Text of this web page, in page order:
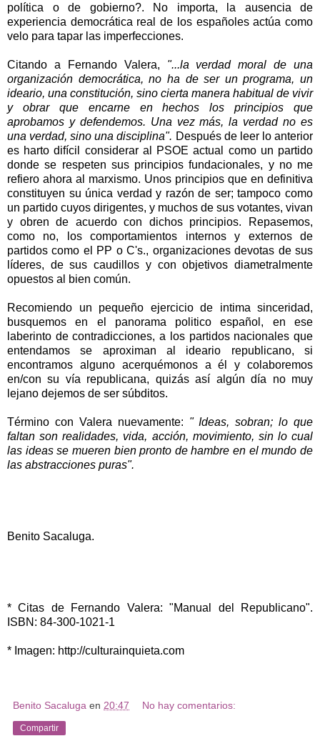
política o de gobierno?. No importa, la ausencia de
experiencia democrática real de los españoles actúa como
velo para tapar las imperfecciones.
Citando a Fernando Valera, "...la verdad moral de una
organización democrática, no ha de ser un programa, un
ideario, una constitución, sino cierta manera habitual de vivir
y obrar que encarne en hechos los principios que
aprobamos y defendemos. Una vez más, la verdad no es
una verdad, sino una disciplina". Después de leer lo anterior
es harto difícil considerar al PSOE actual como un partido
donde se respeten sus principios fundacionales, y no me
refiero ahora al marxismo. Unos principios que en definitiva
constituyen su única verdad y razón de ser; tampoco como
un partido cuyos dirigentes, y muchos de sus votantes, vivan
y obren de acuerdo con dichos principios. Repasemos,
como no, los comportamientos internos y externos de
partidos como el PP o C's., organizaciones devotas de sus
líderes, de sus caudillos y con objetivos diametralmente
opuestos al bien común.
Recomiendo un pequeño ejercicio de intima sinceridad,
busquemos en el panorama politico español, en ese
laberinto de contradicciones, a los partidos nacionales que
entendamos se aproximan al ideario republicano, si
encontramos alguno acerquémonos a él y colaboremos
en/con su vía republicana, quizás así algún día no muy
lejano dejemos de ser súbditos.
Término con Valera nuevamente: " Ideas, sobran; lo que
faltan son realidades, vida, acción, movimiento, sin lo cual
las ideas se mueren bien pronto de hambre en el mundo de
las abstracciones puras".
Benito Sacaluga.
* Citas de Fernando Valera: "Manual del Republicano".
ISBN: 84-300-1021-1
* Imagen: http://culturainquieta.com
Benito Sacaluga en 20:47 No hay comentarios:
Compartir